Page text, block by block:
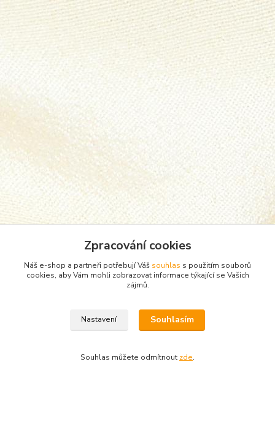
Zboží zařazeno v kategoriích
Dospělé ponožky
Zpracování cookies
Náš e-shop a partneři potřebují Váš souhlas s použitím souborů
cookies, aby Vám mohli zobrazovat informace týkající se Vašich
zájmů.
Nastavení Souhlasím
Souhlas můžete odmítnout zde.